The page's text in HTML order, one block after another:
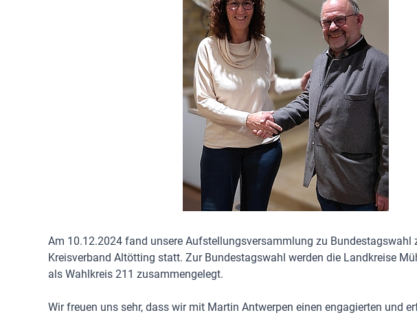
Am 10.12.2024 fand unsere Aufstellungsversammlung zu Bundestagswahl
Kreisverband Altötting statt. Zur Bundestagswahl werden die Landkreise
als Wahlkreis 211 zusammengelegt.
Wir freuen uns sehr, dass wir mit Martin Antwerpen einen engagierten und